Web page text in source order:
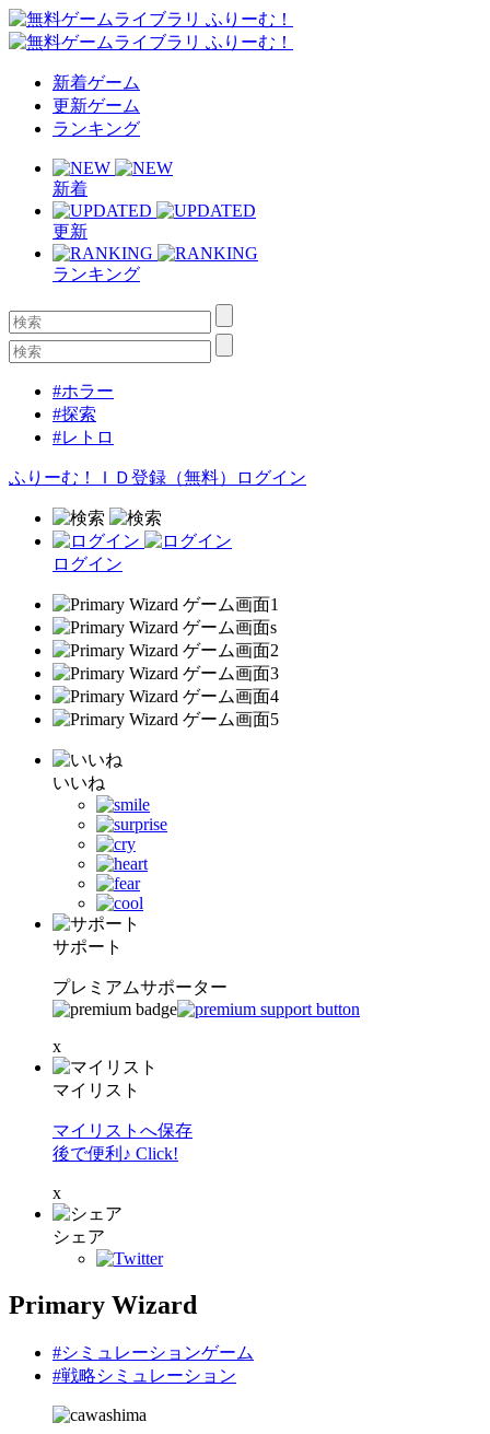
新着ゲーム
更新ゲーム
ランキング
新着
更新
ランキング
#ホラー
#探索
#レトロ
ふりーむ！ＩＤ登録（無料） ログイン
ログイン
いいね
サポート
プレミアムサポーター
x
マイリスト
マイリストへ保存
後で便利♪ Click!
x
シェア
Primary Wizard
#シミュレーションゲーム
#戦略シミュレーション